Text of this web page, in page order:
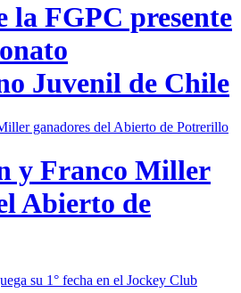
la FGPC presente
Juvenil de Chile
y Franco Miller
Abierto de